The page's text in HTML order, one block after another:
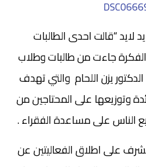
لايد “قالت احدى الطالبات
جاءت من طالبات وطلاب
يزن اللحام والتي تهدف
وتوزيعها على المحتاجين من
الناس على مساعدة الفقراء .
على اطلاق الفعاليتين عن